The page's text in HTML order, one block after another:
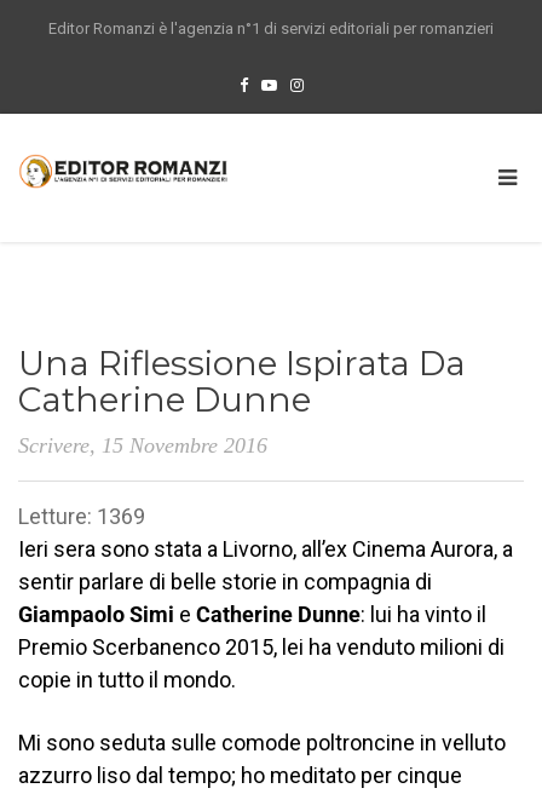
Editor Romanzi è l'agenzia n°1 di servizi editoriali per romanzieri
Una Riflessione Ispirata Da
Catherine Dunne
Scrivere, 15 Novembre 2016
Letture: 1369
Ieri sera sono stata a Livorno, all’ex Cinema Aurora, a
sentir parlare di belle storie in compagnia di
Giampaolo Simi e Catherine Dunne: lui ha vinto il
Premio Scerbanenco 2015, lei ha venduto milioni di
copie in tutto il mondo.
Mi sono seduta sulle comode poltroncine in velluto
azzurro liso dal tempo; ho meditato per cinque